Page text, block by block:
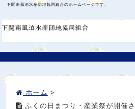
下関南風泊水産団地協同組合のホームページです。
ホーム >
ふくの日まつり・産業祭が開催